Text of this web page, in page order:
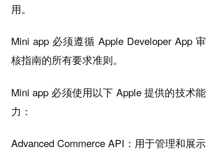
用。
Mini app 必须遵循 Apple Developer App 审
核指南的所有要求准则。
Mini app 必须使用以下 Apple 提供的技术能
力：
Advanced Commerce API：用于管理和展示